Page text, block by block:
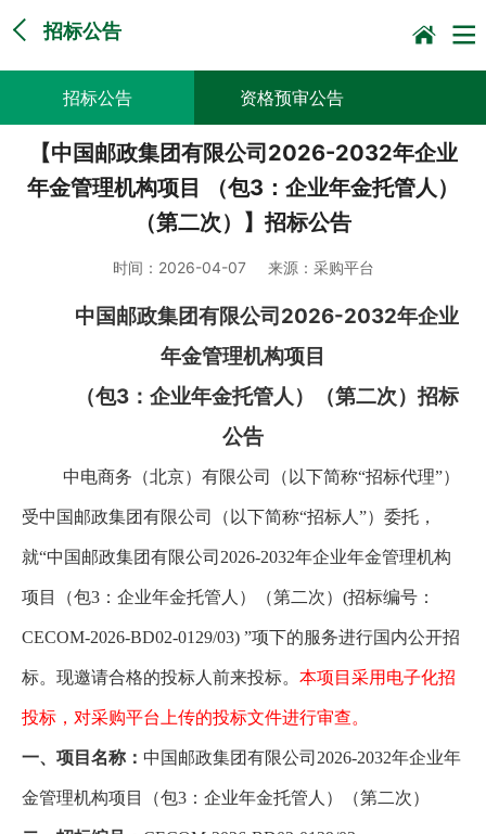
招标公告
招标公告 资格预审公告
谈判采购公告 询比采购公告
中标候选人公示
直接采购采前公示 采购征求意见公告
其他
【中国邮政集团有限公司2026-2032年企业
年金管理机构项目 （包3：企业年金托管人）
（第二次）】招标公告
时间： 2026-04-07来源： 采购平台
中国邮政集团有限公司 2026-2032年企业
年金管理机构项目
（包3 ：企业年金托管人）（第二次）招标
公告
中电商务（北京）有限公司（以下简称“招标代理”）
受中国邮政集团有限公司（以下简称“招标人”）委托，
就“中国邮政集团有限公司2026-2032年企业年金管理机构
项目（包3：企业年金托管人）（第二次）(招标编号：
CECOM-2026-BD02-0129/03) ”项下的服务进行国内公开招
标。现邀请合格的投标人前来投标。 本项目采用电子化招
投标，对采购平台上传的投标文件进行审查。
一、项目名称： 中国邮政集团有限公司2026-2032年企业年
金管理机构项目（包3：企业年金托管人）（第二次）